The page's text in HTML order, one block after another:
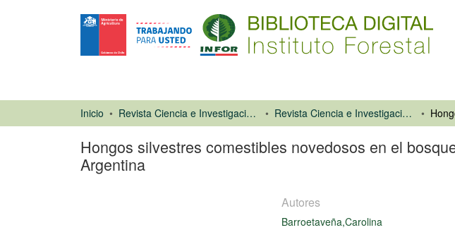
Inicio Revista Ciencia e Investigación Forestal (CIFOR) Revista Ciencia e Investigación Forestal
Hongos silvestres comestibles novedosos en el
Argentina
Autores
Barroetaveña,Carolina